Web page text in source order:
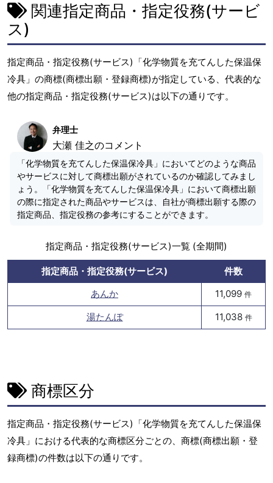
関連指定商品・指定役務(サービ
ス)
指定商品・指定役務(サービス)「化学物質を充てんした保温保
冷具」の商標(商標出願・登録商標)が指定している、代表的な
他の指定商品・指定役務(サービス)は以下の通りです。
弁理士
大瀬 佳之のコメント
「化学物質を充てんした保温保冷具」においてどのような商品
やサービスに対して商標出願がされているのか確認してみまし
ょう。「化学物質を充てんした保温保冷具」において商標出願
の際に指定された商品やサービスは、自社が商標出願する際の
指定商品、指定役務の参考にすることができます。
指定商品・指定役務(サービス)一覧 (全期間)
指定商品・指定役務(サービス)
件数
あんか
11,099 件
湯たんぽ 11,038 件
商標区分
指定商品・指定役務(サービス)「化学物質を充てんした保温保
冷具」における代表的な商標区分ごとの、商標(商標出願・登
録商標)の件数は以下の通りです。